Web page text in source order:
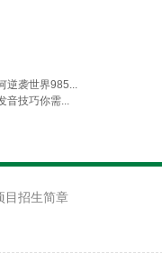
逆袭世界985...
音技巧你需...
目招生简章